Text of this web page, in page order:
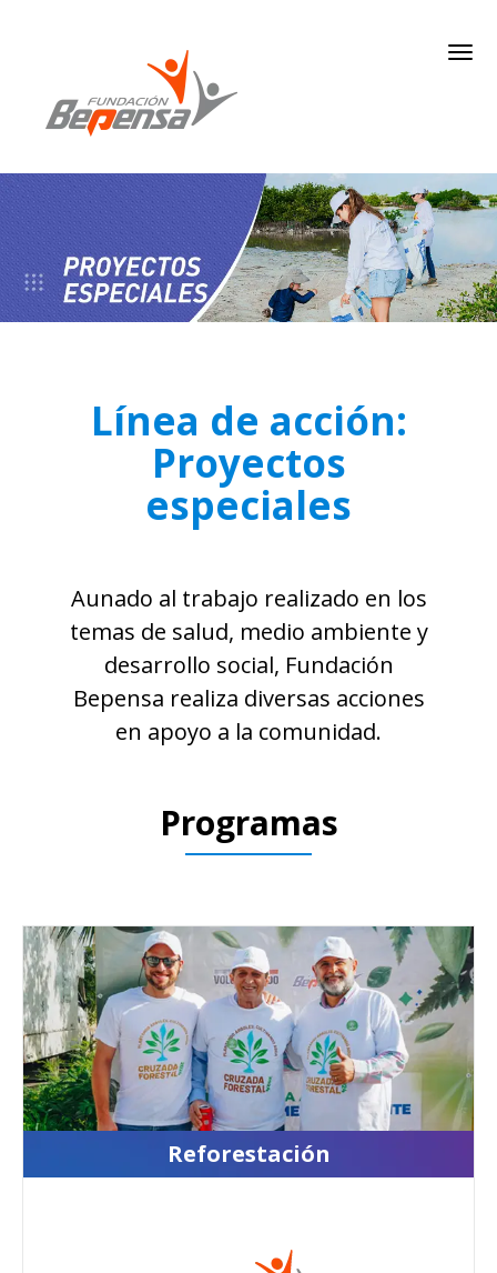
Línea de acción:
Proyectos
especiales
Aunado al trabajo realizado en los
temas de salud, medio ambiente y
desarrollo social, Fundación
Bepensa realiza diversas acciones
en apoyo a la comunidad.
Programas
Reforestación